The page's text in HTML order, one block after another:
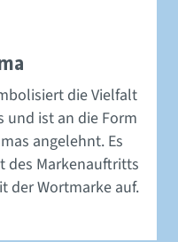
die Vielfalt
ist an die Form
angelehnt. Es
des Markenauftritts
der Wortmarke auf.